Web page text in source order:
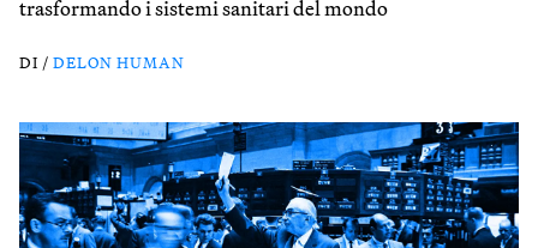
trasformando i sistemi sanitari del mondo
DI / DELON HUMAN